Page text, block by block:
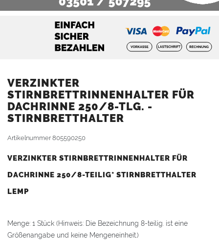
VERZINKTER
STIRNBRETTRINNENHALTER FÜR
DACHRINNE 250/8-TLG. -
STIRNBRETTHALTER
Artikelnummer805590250
VERZINKTER STIRNBRETTRINNENHALTER FÜR
DACHRINNE 250/8-TEILIG* STIRNBRETTHALTER
LEMP
Menge: 1 Stück (Hinweis: Die Bezeichnung 8-teilig. ist eine
Größenangabe und keine Mengeneinheit.)